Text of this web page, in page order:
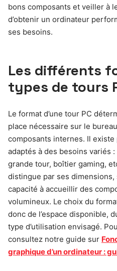
bons composants et veiller à
d’obtenir un ordinateur
ses besoins.
Les différents
types de tours
Le format d’une tour PC
place nécessaire sur le
composants internes. Il
adaptés à des besoins variés
grande tour, boîtier gaming,
distingue par ses
capacité à accueillir des
volumineux. Le choix du
donc de l’espace disponible,
type d’utilisation envisagé.
consultez notre guide sur
graphique d’un ordinateur :